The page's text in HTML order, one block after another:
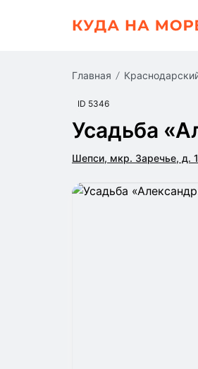
Главная
ID 5346
Усадьба
Шепси, мкр. Заречье, д.